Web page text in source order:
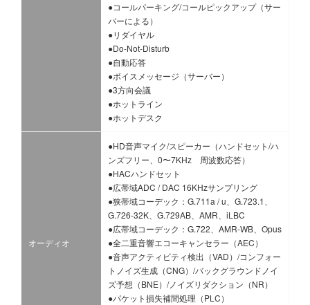
●コールパーキング/コールピックアップ（サー
バーによる）
●リダイヤル
●Do-Not-Disturb
●自動応答
●ボイスメッセージ（サーバー）
●3方向会議
●ホットライン
●ホットデスク
オーディオ
●HD音声マイク/スピーカー（ハンドセット/ハ
ンズフリー、0〜7KHz 周波数応答）
●HACハンドセット
●広帯域ADC / DAC 16KHzサンプリング
●狭帯域コーデック：G.711a / u、G.723.1、
G.726-32K、G.729AB、AMR、iLBC
●広帯域コーデック：G.722、AMR-WB、Opus
●全二重音響エコーキャンセラー（AEC）
●音声アクティビティ検出（VAD）/コンフォー
トノイズ生成（CNG）/バックグラウンドノイ
ズ予想（BNE）/ノイズリダクション（NR）
●パケット損失補間処理（PLC）